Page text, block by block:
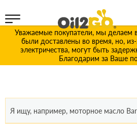
Уважаемые покупатели, мы делаем
были доставлены во время, но,
электричества, могут быть
Благодарим за Ваше